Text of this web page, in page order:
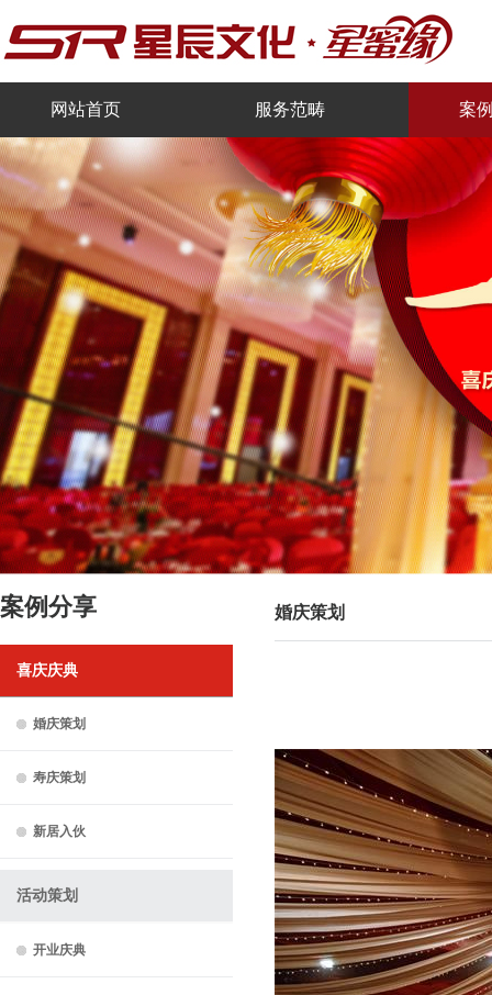
网站首页 服务范畴 案
案例分享
喜庆庆典
婚庆策划
寿庆策划
新居入伙
活动策划
开业庆典
婚庆策划